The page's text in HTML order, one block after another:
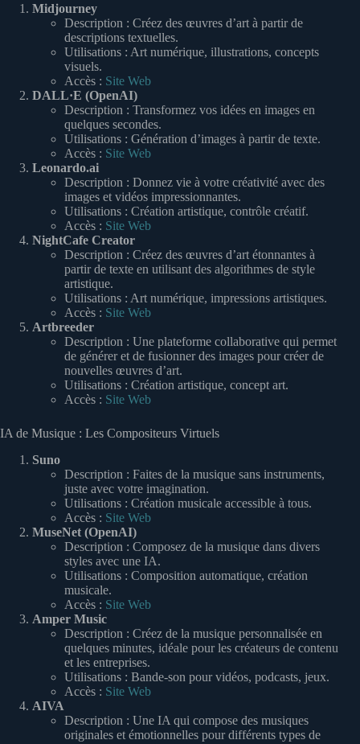
Midjourney
Description : Créez des œuvres d’art à partir de
descriptions textuelles.
Utilisations : Art numérique, illustrations, concepts
visuels.
Accès : Site Web
DALL·E (OpenAI)
Description : Transformez vos idées en images en
quelques secondes.
Utilisations : Génération d’images à partir de texte.
Accès : Site Web
Leonardo.ai
Description : Donnez vie à votre créativité avec des
images et vidéos impressionnantes.
Utilisations : Création artistique, contrôle créatif.
Accès : Site Web
NightCafe Creator
Description : Créez des œuvres d’art étonnantes à
partir de texte en utilisant des algorithmes de style
artistique.
Utilisations : Art numérique, impressions artistiques.
Accès : Site Web
Artbreeder
Description : Une plateforme collaborative qui permet
de générer et de fusionner des images pour créer de
nouvelles œuvres d’art.
Utilisations : Création artistique, concept art.
Accès : Site Web
IA de Musique : Les Compositeurs Virtuels
Suno
Description : Faites de la musique sans instruments,
juste avec votre imagination.
Utilisations : Création musicale accessible à tous.
Accès : Site Web
MuseNet (OpenAI)
Description : Composez de la musique dans divers
styles avec une IA.
Utilisations : Composition automatique, création
musicale.
Accès : Site Web
Amper Music
Description : Créez de la musique personnalisée en
quelques minutes, idéale pour les créateurs de contenu
et les entreprises.
Utilisations : Bande-son pour vidéos, podcasts, jeux.
Accès : Site Web
AIVA
Description : Une IA qui compose des musiques
originales et émotionnelles pour différents types de